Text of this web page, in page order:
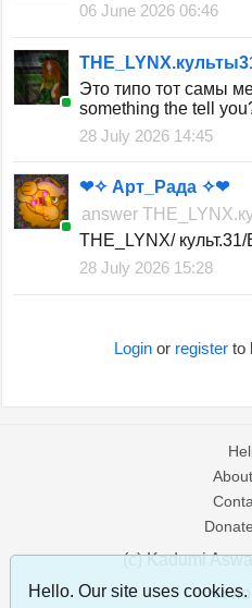
06 June 2026 06:46
Это типо тот самы
something the tell
28 July 2026 14:45
❤✧ Арт_Рада ✧❤
answer
THE_LYNX/
28 July 2026 15:28
Loginor registerto
/
(c) Kadumi
Hello. Our site uses cookies.